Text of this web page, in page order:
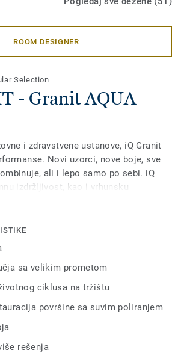
ROOM DESIGNER
Selection
- Granit AQUA
i zdravstvene ustanove, iQ Granit
Novi uzorci, nove boje, sve
ali i lepo samo po sebi. iQ
izdržljivost, kao i vrhunsku
mrlje i habanje za sve oblasti sa
jednostavno suvo poliranje da se
izgled. Zahvaljujući nizu formata
akustične, statičke
otporne na klizanje—iQ Granit je prava
kolekcija je deo naše kružne
sa velikim prometom
ciklusa na tržištu
površine sa suvim poliranjem
rešenja